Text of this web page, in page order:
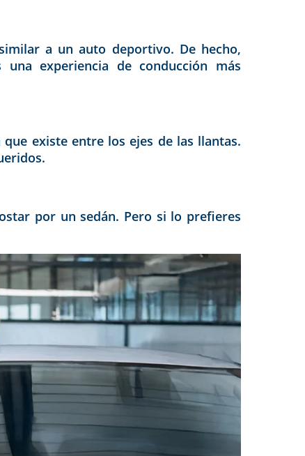
a un auto deportivo. De hecho,
experiencia de conducción más
existe entre los ejes de las llantas.
por un sedán. Pero si lo prefieres